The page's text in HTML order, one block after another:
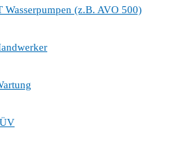
Wasserpumpen (z.B. AVO 500)